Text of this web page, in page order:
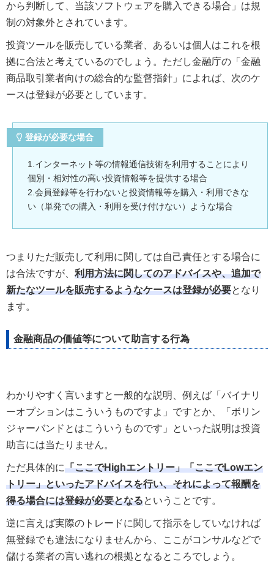
から判断して、当該ソフトウェアを購入できる場合」は規
制の対象外とされています。
投資ツールを販売している業者、あるいは個人はこれを根
拠に合法と考えているのでしょう。ただし金融庁の「金融
商品取引業者向けの総合的な監督指針」によれば、次のケ
ースは登録が必要としています。
登録が必要な場合
1.インターネット等の情報通信技術を利用することにより
個別・相対性の高い投資情報等を提供する場合
2.会員登録等を行わないと投資情報等を購入・利用できな
い（単発での購入・利用を受け付けない）ような場合
つまりただ販売して利用に関しては自己責任とする場合に
は合法ですが、 利用方法に関してのアドバイスや、追加で
新たなツールを販売するようなケースは登録が必要となり
ます。
金融商品の価値等について助言する行為
わかりやすく言いますと一般的な説明、例えば「バイナリ
ーオプションはこういうものですよ」ですとか、「ボリン
ジャーバンドとはこういうものです」といった説明は投資
助言には当たりません。
ただ具体的に「ここでHighエントリー」「ここでLowエン
トリー」といったアドバイスを行い、それによって報酬を
得る場合には登録が必要となるということです。
逆に言えば実際のトレードに関して指示をしていなければ
無登録でも違法になりませんから、ここがコンサルなどで
儲ける業者の言い逃れの根拠となるところでしょう。